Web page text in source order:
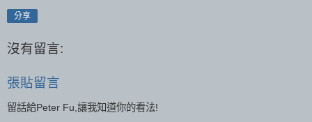
分享
沒有留言:
張貼留言
留話給Peter Fu,讓我知道你的看法!